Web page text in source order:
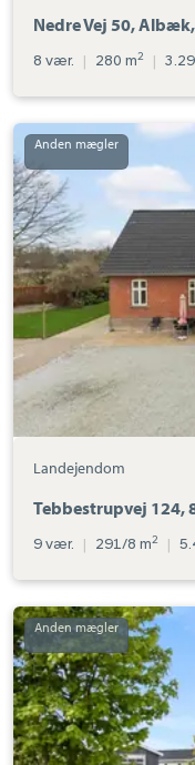
Nedre Vej 50,
8 vær. | 280 m2 |
Landejendom:
Tebbestrupvej
124,
8940
Randers
SV
Landejendom
Tebbestrupvej 124,
9 vær. | 291/8 m2 |
Landejendom:
Borup
Byvej
184,
8920
Randers
NV